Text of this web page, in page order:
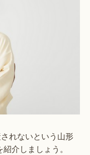
れないという山形
介しましょう。